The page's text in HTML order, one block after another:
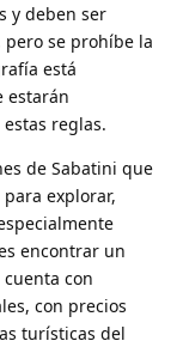
y deben ser
se prohíbe la
está
estarán
reglas.
de Sabatini que
explorar,
encontrar un
con
con precios
turísticas del